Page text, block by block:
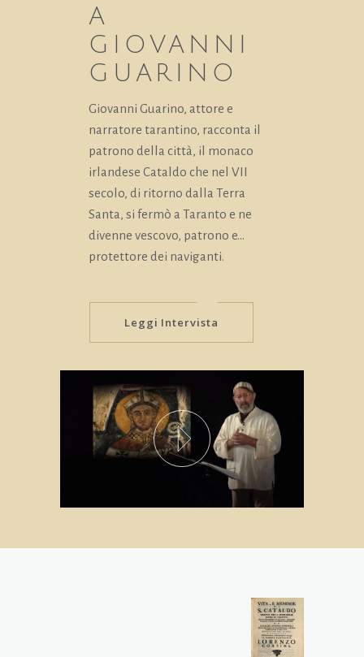
A
GIOVANNI
GUARINO
Giovanni Guarino, attore e
narratore tarantino, racconta il
patrono della città, il monaco
irlandese Cataldo che nel VII
secolo, di ritorno dalla Terra
Santa, si fermò a Taranto e ne
divenne vescovo, patrono e…
protettore dei naviganti.
Leggi Intervista